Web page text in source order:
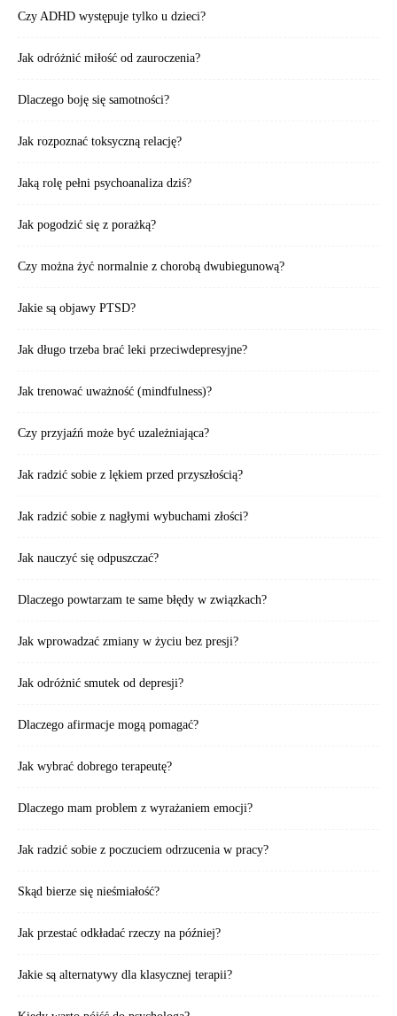
Czy ADHD występuje tylko u dzieci?
Jak odróżnić miłość od zauroczenia?
Dlaczego boję się samotności?
Jak rozpoznać toksyczną relację?
Jaką rolę pełni psychoanaliza dziś?
Jak pogodzić się z porażką?
Czy można żyć normalnie z chorobą dwubiegunową?
Jakie są objawy PTSD?
Jak długo trzeba brać leki przeciwdepresyjne?
Jak trenować uważność (mindfulness)?
Czy przyjaźń może być uzależniająca?
Jak radzić sobie z lękiem przed przyszłością?
Jak radzić sobie z nagłymi wybuchami złości?
Jak nauczyć się odpuszczać?
Dlaczego powtarzam te same błędy w związkach?
Jak wprowadzać zmiany w życiu bez presji?
Jak odróżnić smutek od depresji?
Dlaczego afirmacje mogą pomagać?
Jak wybrać dobrego terapeutę?
Dlaczego mam problem z wyrażaniem emocji?
Jak radzić sobie z poczuciem odrzucenia w pracy?
Skąd bierze się nieśmiałość?
Jak przestać odkładać rzeczy na później?
Jakie są alternatywy dla klasycznej terapii?